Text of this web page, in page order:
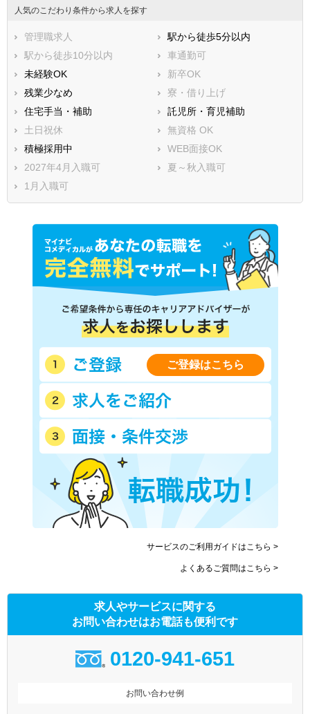
人気のこだわり条件から求人を探す
管理職求人
駅から徒歩5分以内
駅から徒歩10分以内
車通勤可
未経験OK
新卒OK
残業少なめ
寮・借り上げ
住宅手当・補助
託児所・育児補助
土日祝休
無資格 OK
積極採用中
WEB面接OK
2027年4月入職可
夏～秋入職可
1月入職可
ご登録はこちら
サービスのご利用ガイドはこちら >
よくあるご質問はこちら >
求人やサービスに関する
お問い合わせはお電話も便利です
0120-941-651
お問い合わせ例